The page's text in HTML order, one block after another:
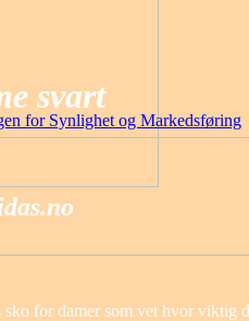
for Synlighet og Markedsføring
svart
for damer som vet hvor viktig